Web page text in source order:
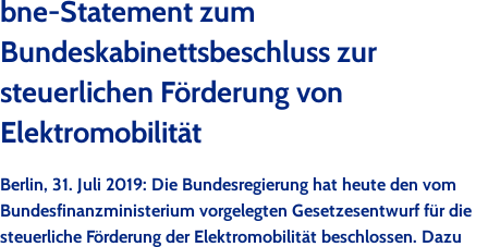
bne-Statement zum
Bundeskabinettsbeschluss zur
steuerlichen Förderung von
Elektromobilität
Berlin, 31. Juli 2019: Die Bundesregierung hat heute den vom
Bundesfinanzministerium vorgelegten Gesetzesentwurf für die
steuerliche Förderung der Elektromobilität beschlossen. Dazu